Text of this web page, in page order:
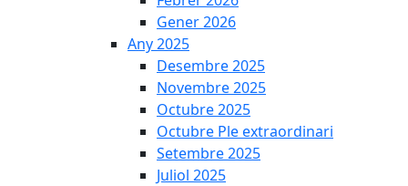
Gener 2026
Any 2025
Desembre 2025
Novembre 2025
Octubre 2025
Octubre Ple extraordinari
Setembre 2025
Juliol 2025